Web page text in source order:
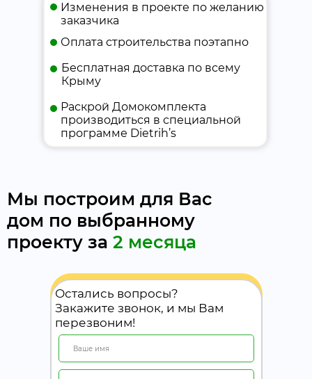
Изменения в проекте по желанию
заказчика
Оплата строительства поэтапно
Бесплатная доставка по всему
Крыму
Раскрой Домокомплекта
производиться в специальной
программе Dietrih’s
Остались вопросы?
Закажите звонок, и мы Вам
перезвоним!
Мы построим для Вас
дом по выбранному
проекту за 2 месяца